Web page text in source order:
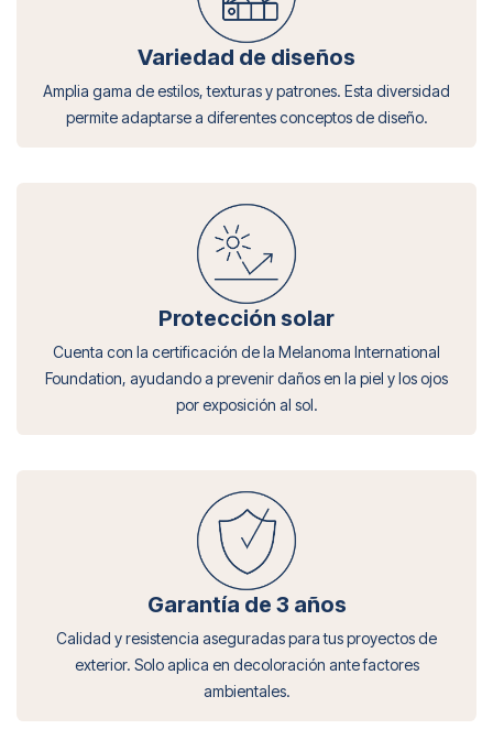
Variedad de diseños
Amplia gama de estilos, texturas y patrones. Esta diversidad
permite adaptarse a diferentes conceptos de diseño.
Protección solar
Cuenta con la certificación de la Melanoma International
Foundation, ayudando a prevenir daños en la piel y los ojos
por exposición al sol.
Garantía de 3 años
Calidad y resistencia aseguradas para tus proyectos de
exterior. Solo aplica en decoloración ante factores
ambientales.